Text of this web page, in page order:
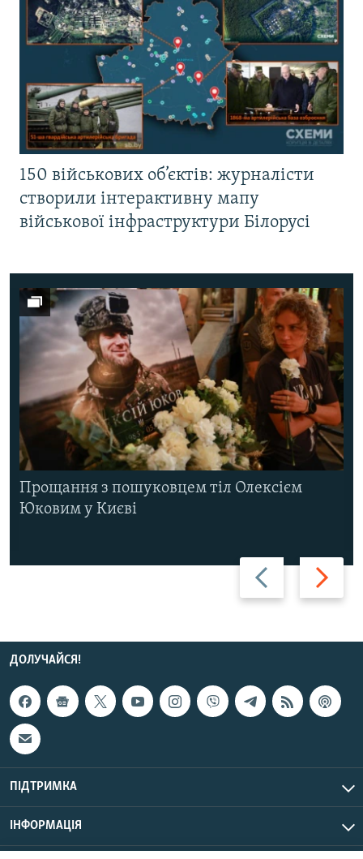
150 військових об’єктів: журналісти
створили інтерактивну мапу
військової інфраструктури Білорусі
Назад Вперед
Прощання з пошуковцем тіл Олексієм
Юковим у Києві
ДОЛУЧАЙСЯ!
ПІДТРИМКА
ІНФОРМАЦІЯ